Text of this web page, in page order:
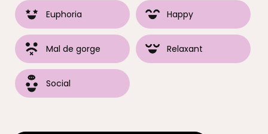
Euphoria Happy
Mal de gorge Relaxant
Social